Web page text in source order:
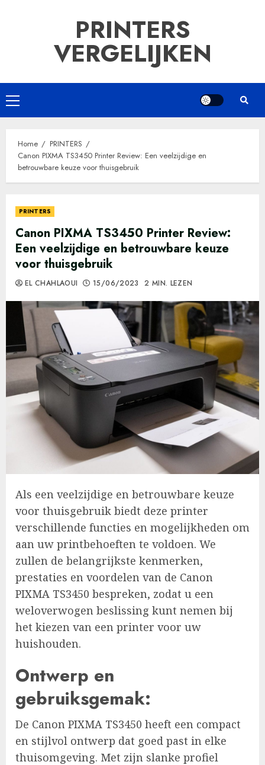
PRINTERS
VERGELIJKEN
Primair
menu
Home
PRINTERS
Canon PIXMA TS3450 Printer Review: Een veelzijdige en
betrouwbare keuze voor thuisgebruik
PRINTERS
Canon PIXMA TS3450 Printer Review:
Een veelzijdige en betrouwbare keuze
voor thuisgebruik
EL CHAHLAOUI 15/06/2023 2 MIN. LEZEN
Als een veelzijdige en betrouwbare keuze
voor thuisgebruik biedt deze printer
verschillende functies en mogelijkheden om
aan uw printbehoeften te voldoen. We
zullen de belangrijkste kenmerken,
prestaties en voordelen van de Canon
PIXMA TS3450 bespreken, zodat u een
weloverwogen beslissing kunt nemen bij
het kiezen van een printer voor uw
huishouden.
Ontwerp en
gebruiksgemak:
De Canon PIXMA TS3450 heeft een compact
en stijlvol ontwerp dat goed past in elke
thuisomgeving. Met zijn slanke profiel